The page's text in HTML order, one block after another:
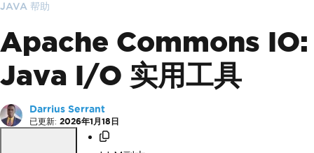
JAVA 帮助
Apache Commons IO:
Java I/O 实用工具
Darrius Serrant
已更新: 2026年1月18日